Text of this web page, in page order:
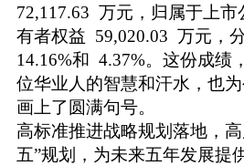
72,117.63 万元，归属于上市
有者权益 59,020.03 万元，
14.16%和 4.37%。这份成绩
位华业人的智慧和汗水，也
画上了圆满句号。
高标准推进战略规划落地，
五”规划，为未来五年发展提